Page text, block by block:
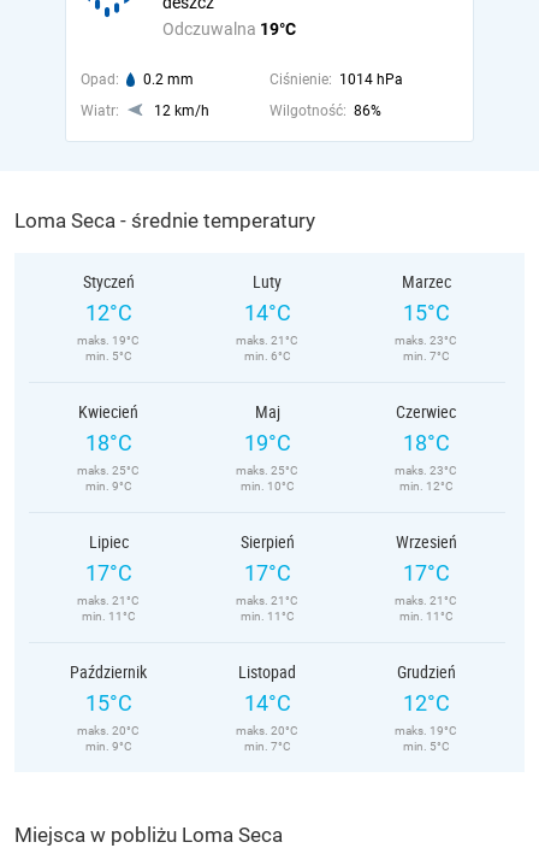
Odczuwalna 19°C
Opad: 0.2 mm Ciśnienie: 1014 hPa
Wiatr:
12 km/h Wilgotność: 86%
Loma Seca - średnie temperatury
Styczeń
12°C
maks. 19°C
min. 5°C
Luty
14°C
maks. 21°C
min. 6°C
Marzec
15°C
maks. 23°C
min. 7°C
Kwiecień
18°C
maks. 25°C
min. 9°C
Maj
19°C
maks. 25°C
min. 10°C
Czerwiec
18°C
maks. 23°C
min. 12°C
Lipiec
17°C
maks. 21°C
min. 11°C
Sierpień
17°C
maks. 21°C
min. 11°C
Wrzesień
17°C
maks. 21°C
min. 11°C
Październik
15°C
maks. 20°C
min. 9°C
Listopad
14°C
maks. 20°C
min. 7°C
Grudzień
12°C
maks. 19°C
min. 5°C
Miejsca w pobliżu Loma Seca